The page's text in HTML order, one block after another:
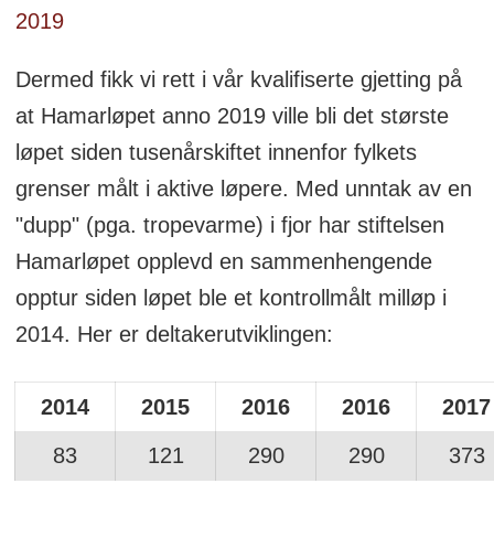
2019
Dermed fikk vi rett i vår kvalifiserte gjetting på
at Hamarløpet anno 2019 ville bli det største
løpet siden tusenårskiftet innenfor fylkets
grenser målt i aktive løpere. Med unntak av en
"dupp" (pga. tropevarme) i fjor har stiftelsen
Hamarløpet opplevd en sammenhengende
opptur siden løpet ble et kontrollmålt milløp i
2014. Her er deltakerutviklingen:
2014 2015 2016 2016
2017
83
121 290 290 373